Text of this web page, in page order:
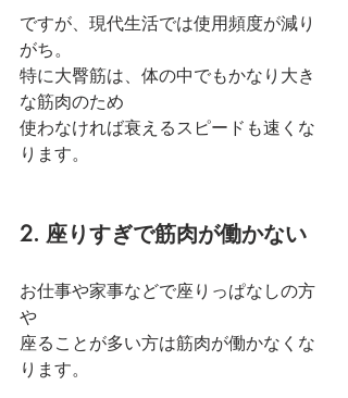
ですが、現代生活では使用頻度が減り
がち。
特に大臀筋は、体の中でもかなり大き
な筋肉のため
使わなければ衰えるスピードも速くな
ります。
2. 座りすぎで筋肉が働かない
お仕事や家事などで座りっぱなしの方
や
座ることが多い方は筋肉が働かなくな
ります。